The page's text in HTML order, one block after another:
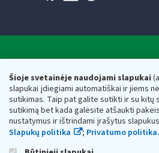
Šioje svetainėje naudojami slapukai
slapukai įdiegiami automatiškai ir jiems
sutikimas. Taip pat galite sutikti ir su kitų
sutikimą bet kada galėsite atšaukti
nustatymus ir ištrindami įrašytus
Slapukų politika
; Privatumo politika.
Respublikos finansų
Biudžetinė įstaiga. Juridinio asmens
adresas: Vasario 16-osios g. 14, 01107
vmi@vmi.lt, E. pristatymo dėžutės adresas
Duomenys apie Valstybinę mokesčių
Respublikos finansų ministerijos kaupiami